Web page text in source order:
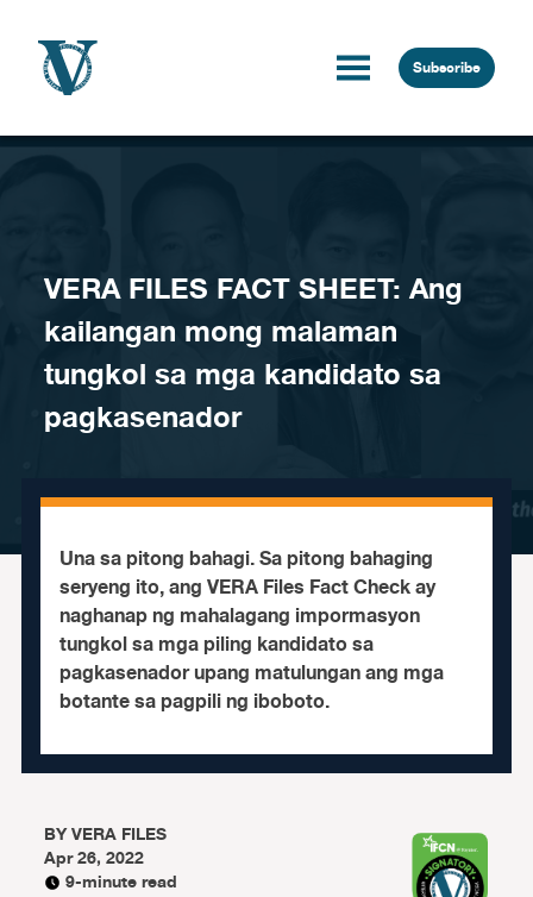
Subscribe
VERA FILES FACT SHEET: Ang
kailangan mong malaman
tungkol sa mga kandidato sa
pagkasenador
Una sa pitong bahagi. Sa pitong bahaging
seryeng ito, ang VERA Files Fact Check ay
naghanap ng mahalagang impormasyon
tungkol sa mga piling kandidato sa
pagkasenador upang matulungan ang mga
botante sa pagpili ng iboboto.
BYVERA FILES
Apr 26, 2022
9-minute read